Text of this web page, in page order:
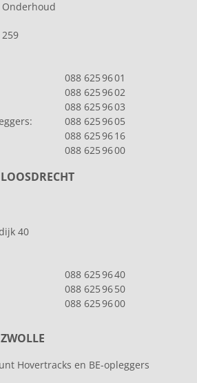
088 625 96 01
088 625 96 02
088 625 96 03
088 625 96 05
088 625 96 16
088 625 96 00
40
088 625 96 40
088 625 96 50
088 625 96 00
Hovertracks en BE-opleggers